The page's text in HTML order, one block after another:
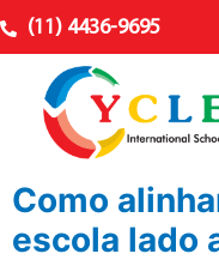
(11) 4436-9695
Como
escola lado